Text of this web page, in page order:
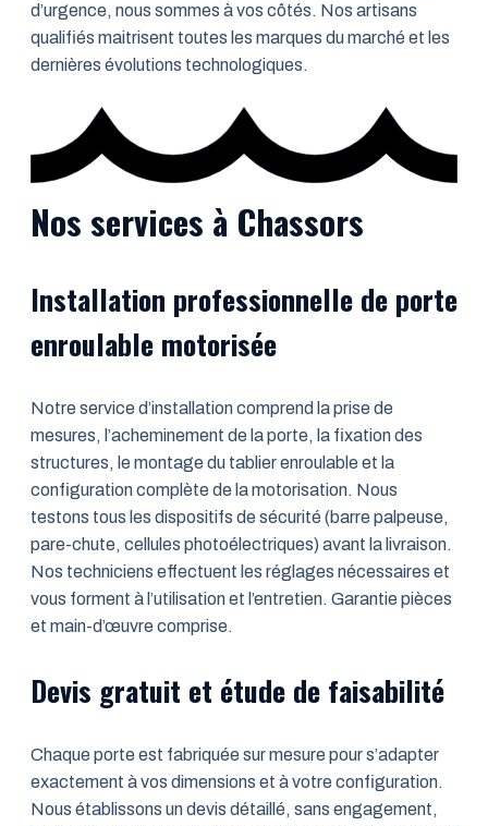
d’urgence, nous sommes à vos côtés. Nos artisans
qualifiés maitrisent toutes les marques du marché et les
dernières évolutions technologiques.
Nos services à Chassors
Installation professionnelle de porte
enroulable motorisée
Notre service d’installation comprend la prise de
mesures, l’acheminement de la porte, la fixation des
structures, le montage du tablier enroulable et la
configuration complète de la motorisation. Nous
testons tous les dispositifs de sécurité (barre palpeuse,
pare-chute, cellules photoélectriques) avant la livraison.
Nos techniciens effectuent les réglages nécessaires et
vous forment à l’utilisation et l’entretien. Garantie pièces
et main-d’œuvre comprise.
Devis gratuit et étude de faisabilité
Chaque porte est fabriquée sur mesure pour s’adapter
exactement à vos dimensions et à votre configuration.
Nous établissons un devis détaillé, sans engagement,